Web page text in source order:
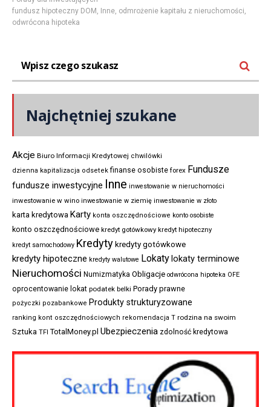
fundusz hipoteczny DOM , Inne, odmrożenie kapitału z nieruchomości,
odwrócona hipoteka
Najchętniej szukane
Akcje Biuro Informacji Kredytowej chwilówki
dzienna kapitalizacja odsetek finanse osobiste forex Fundusze
fundusze inwestycyjne Inne inwestowanie w nieruchomości
inwestowanie w wino inwestowanie w ziemię inwestowanie w złoto
karta kredytowa Karty konta oszczędnościowe konto osobiste
konto oszczędnościowe kredyt gotówkowy kredyt hipoteczny
kredyt samochodowy Kredyty kredyty gotówkowe
kredyty hipoteczne kredyty walutowe Lokatylokaty terminowe
Nieruchomości Numizmatyka Obligacje odwrócona hipoteka OFE
oprocentowanie lokat podatek belki Porady prawne
pożyczki pozabankowe Produkty strukturyzowane
ranking kont oszczędnościowych rekomendacja T rodzina na swoim
Sztuka TFI TotalMoney.pl Ubezpieczenia zdolność kredytowa